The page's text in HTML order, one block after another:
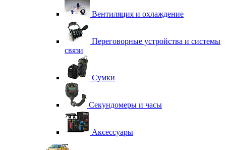
Вентиляция и охлаждение
Переговорные устройства и системы
связи
Сумки
Секундомеры и часы
Аксессуары